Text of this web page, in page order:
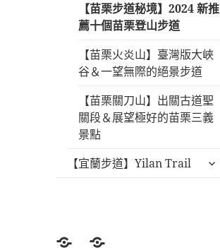
【苗栗步道秘境】2024 新推
薦十個苗栗登山步道
【苗栗火炎山】臺灣版大峽
谷＆一望無際的絕景步道
【苗栗關刀山】出關古道聖
關段＆展望極好的苗栗三義
景點
【宜蘭步道】Yilan Trail
展
登
北